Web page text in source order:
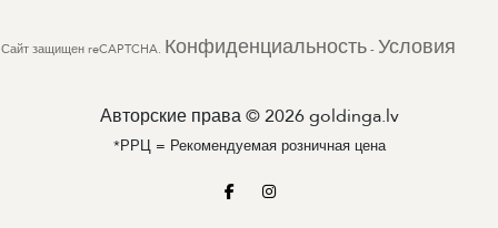
Сайт защищен reCAPTCHA. Конфиденциальность - Условия
Авторские права © 2026 goldinga.lv
*РРЦ = Рекомендуемая розничная цена